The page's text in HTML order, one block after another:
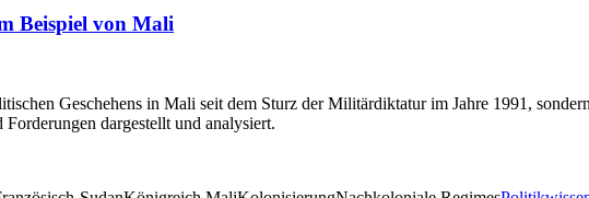
Beispiel von Mali
Geschehens in Mali seit dem Sturz der Militärdiktatur im Jahre 1991,
dargestellt und analysiert.